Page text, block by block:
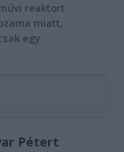
reaktort
miatt,
egy
Pétert